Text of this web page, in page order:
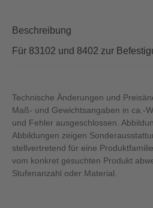
Beschreibung
Für 83102 und 8402 zur
Technische Änderungen und
Maß- und Gewichtsangaben in ca.-
und Fehler ausgeschlossen.
Abbildungen zeigen
stellvertretend für eine
vom konkret gesuchten Produkt
Stufenanzahl oder Material.